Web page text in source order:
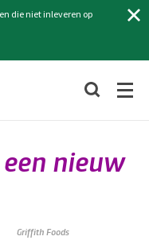
die niet inleveren op
nieuw
Griffith Foods